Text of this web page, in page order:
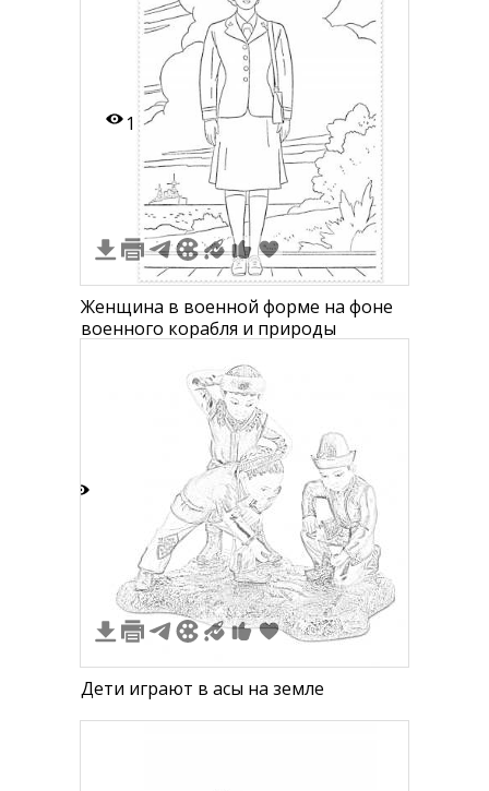
1
Женщина в военной форме на фоне
военного корабля и природы
Дети играют в асық на земле